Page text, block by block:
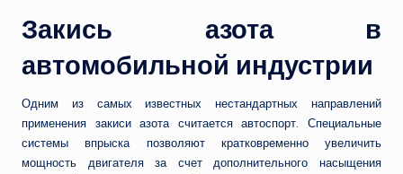
Закись азота в
автомобильной индустрии
Одним из самых известных нестандартных направлений
применения закиси азота считается автоспорт. Специальные
системы впрыска позволяют кратковременно увеличить
мощность двигателя за счет дополнительного насыщения